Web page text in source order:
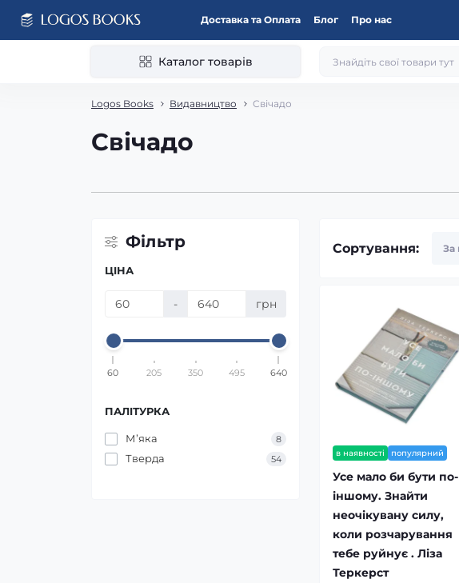
Доставка та Оплата Блог Про нас
Каталог товарів
Logos Books Видавництво Свічадо
Свічадо
Фільтр
ЦІНА
- грн
60 205 350 495 640
ПАЛІТУРКА
Мʼяка 8
Тверда 54
Сортування:
в наявності популярний
Усе мало би бути по-
іншому. Знайти
неочікувану силу,
коли розчарування
тебе руйнує . Ліза
Теркерст